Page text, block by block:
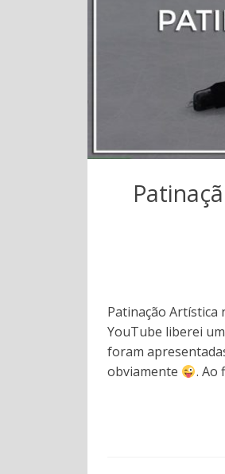
Patinação Artística
YouTube liberei
foram
obviamente
. Ao